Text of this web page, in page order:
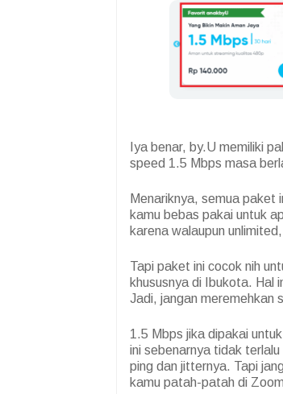
Iya benar, by.U memiliki
speed 1.5 Mbps masa
Menariknya, semua paket
kamu bebas pakai untuk
karena walaupun
Tapi paket ini cocok nih
khususnya di Ibukota. Hal
Jadi, jangan meremehkan
1.5 Mbps jika dipakai
ini sebenarnya tidak
ping dan jitternya. Tapi
kamu patah-patah di